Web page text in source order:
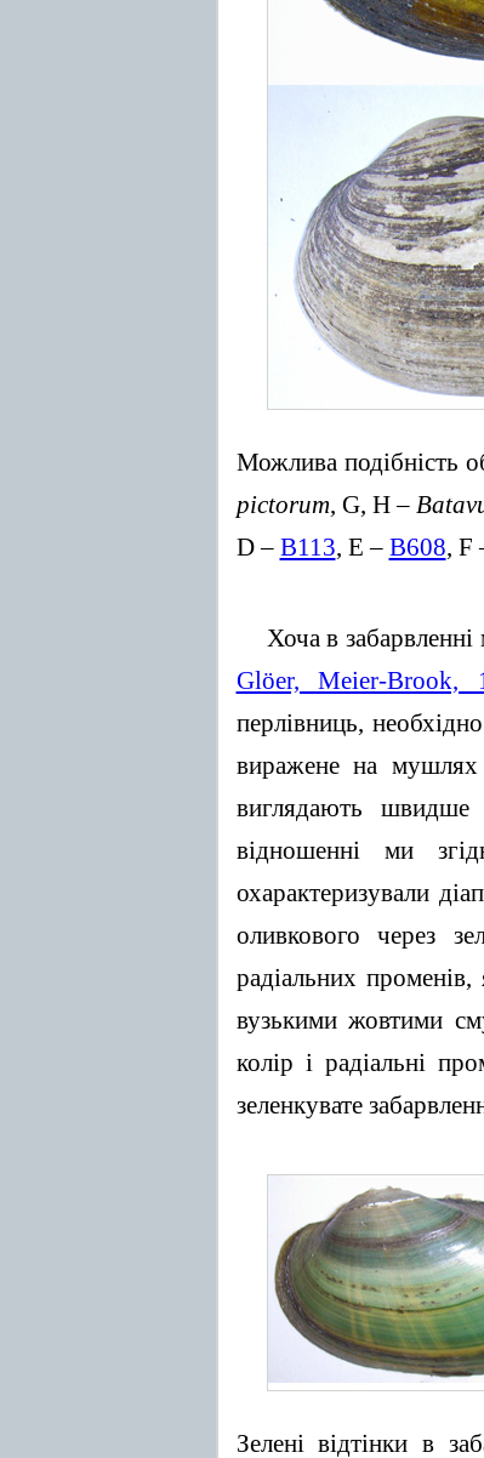
Можлива подібність
pictorum, G, H –
D – B113, E – B608, F
Хоча в
Glöer, Meier-Brook,
перлівниць,
виражене на мушлях
виглядають швидше
відношенні ми
охарактеризували
оливкового через
радіальних
вузькими жовтими
колір і радіальні
зеленкувате
Зелені відтінки в